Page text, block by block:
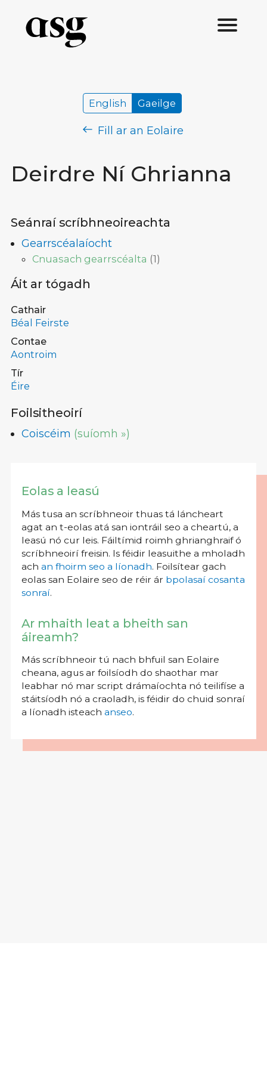
Deirdre Ní Ghrianna
English Gaeilge
Fill ar an Eolaire
Seánraí scríbhneoireachta
Gearrscéalaíocht
Cnuasach gearrscéalta (1)
Áit ar tógadh
Cathair
Béal Feirste
Contae
Aontroim
Tír
Éire
Foilsitheoirí
Coiscéim (suíomh »)
Eolas a leasú
Más tusa an scríbhneoir thuas tá láncheart
agat an t-eolas atá san iontráil seo a cheartú, a
leasú nó cur leis. Fáiltímid roimh ghrianghraif ó
scríbhneoirí freisin. Is féidir leasuithe a mholadh
ach an fhoirm seo a líonadh. Foilsítear gach
eolas san Eolaire seo de réir ár bpolasaí cosanta
sonraí.
Ar mhaith leat a bheith san
áireamh?
Más scríbhneoir tú nach bhfuil san Eolaire
cheana, agus ar foilsíodh do shaothar mar
leabhar nó mar script drámaíochta nó teilifíse a
stáitsíodh nó a craoladh, is féidir do chuid sonraí
a líonadh isteach anseo.